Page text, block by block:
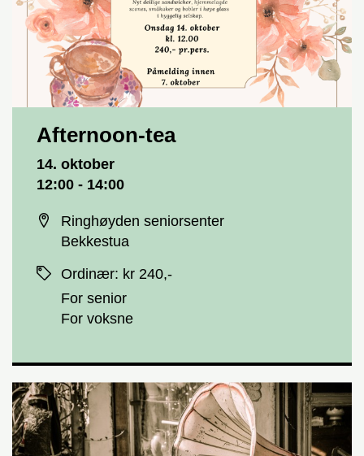
Afternoon-tea
14. oktober
12:00 - 14:00
Ringhøyden seniorsenter
Bekkestua
Ordinær: kr 240,-
For senior
For voksne